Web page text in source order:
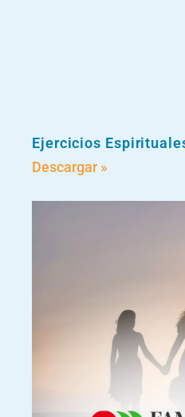
Ejercicios
Descargar »